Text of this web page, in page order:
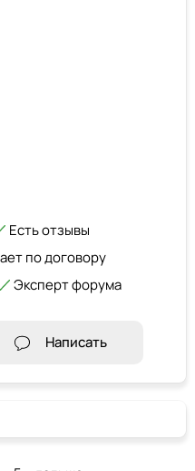
Есть отзывы
по договору
Эксперт форума
Написать